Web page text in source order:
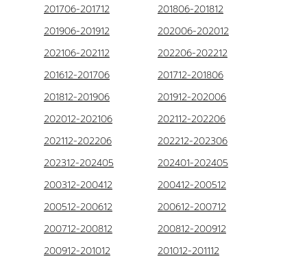
201706-201712
201806-201812
201906-201912
202006-202012
202106-202112
202206-202212
201612-201706
201712-201806
201812-201906
201912-202006
202012-202106
202112-202206
202112-202206
202212-202306
202312-202405
202401-202405
200312-200412
200412-200512
200512-200612
200612-200712
200712-200812
200812-200912
200912-201012
201012-201112